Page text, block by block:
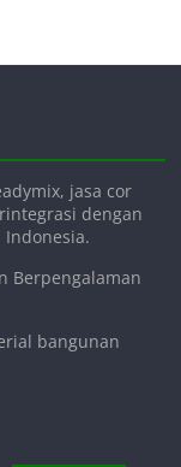
jasa cor
dengan
Berpengalaman
bangunan